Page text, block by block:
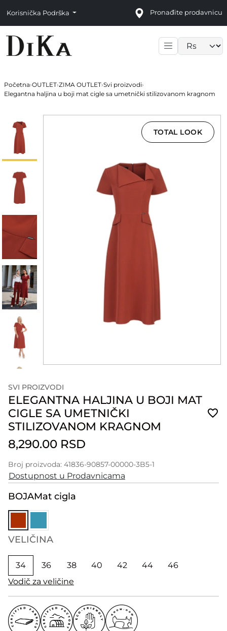
Korisnička Podrška Pronađite prodavnicu
Početna›OUTLET›ZIMA OUTLET›Svi proizvodi›
Elegantna haljina u boji mat cigle sa umetnički stilizovanom kragnom
TOTAL LOOK
SVI PROIZVODI
ELEGANTNA HALJINA U BOJI MAT
CIGLE SA UMETNIČKI
STILIZOVANOM KRAGNOM
8,290.00 RSD
Broj proizvoda: 41836-90857-00000-3B5-1
Dostupnost u Prodavnicama
BOJAMat cigla
VELIČINA
34 36 38 40 42 44
46
Vodič za veličine